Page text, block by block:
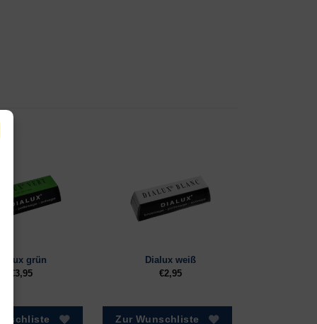
Dialux grün
€3,95
Dialux weiß
€2,95
Zur Wunschliste